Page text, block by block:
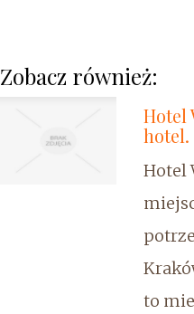
Zobacz również:
Hotel
hotel.
Hotel
to